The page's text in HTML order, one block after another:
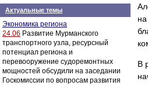
Актуальные темы
Экономика региона
24.06 Развитие Мурманского
транспортного узла, ресурсный
потенциал региона и
перевооружение судоремонтных
мощностей обсудили на заседании
Госкомиссии по вопросам развития
В